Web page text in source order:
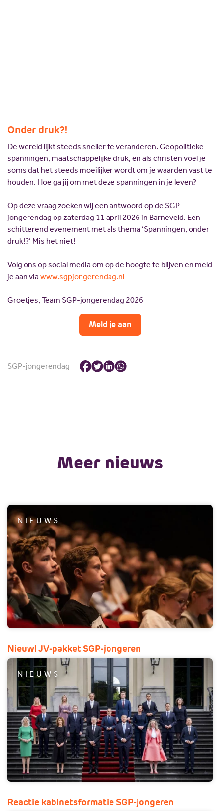
Onder druk?!
De wereld lijkt steeds sneller te veranderen. Geopolitieke
spanningen, maatschappelijke druk, en als christen voel je
soms dat het steeds moeilijker wordt om je waarden vast te
houden. Hoe ga jij om met deze spanningen in je leven?
Op deze vraag zoeken wij een antwoord op de SGP-
jongerendag op zaterdag 11 april 2026 in Barneveld. Een
schitterend evenement met als thema ‘Spanningen, onder
druk!?’ Mis het niet!
Volg ons op social media om op de hoogte te blijven en meld
je aan via www.sgpjongerendag.nl
Groetjes, Team SGP-jongerendag 2026
Meld je aan
SGP-jongerendag
Meer nieuws
NIEUWS
Nieuw! JV-pakket SGP-jongeren
NIEUWS
Reactie kabinetsformatie SGP-jongeren